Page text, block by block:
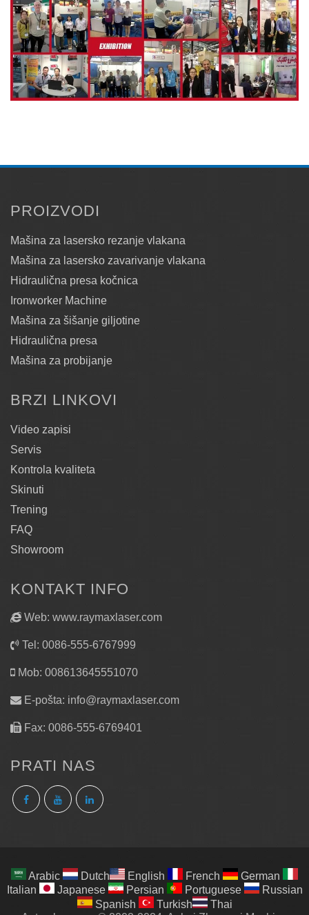
PROIZVODI
Mašina za lasersko rezanje vlakana
Mašina za lasersko zavarivanje vlakana
Hidraulična presa kočnica
Ironworker Machine
Mašina za šišanje giljotine
Hidraulična presa
Mašina za probijanje
BRZI LINKOVI
Video zapisi
Servis
Kontrola kvaliteta
Skinuti
Trening
FAQ
Showroom
KONTAKT INFO
Web: www.raymaxlaser.com
Tel: 0086-555-6767999
Mob: 008613645551070
E-pošta: info@raymaxlaser.com
Fax: 0086-555-6769401
PRATI NAS
Arabic Dutch English French
German
Italian
Japanese Persian Portuguese
Russian
Spanish
Turkish
Thai